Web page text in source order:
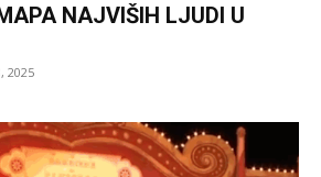
NAJVIŠIH LJUDI U
2025